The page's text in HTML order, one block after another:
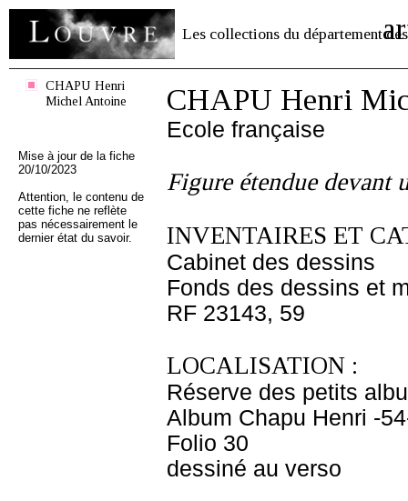
Les collections du département des
CHAPU Henri
Michel Antoine
Mise à jour de la fiche
20/10/2023
Attention, le contenu de
cette fiche ne reflète
pas nécessairement le
dernier état du savoir.
CHAPU Henri
Ecole française
Figure étendue devant
INVENTAIRES ET
Cabinet des dessins
Fonds des dessins et
RF 23143, 59
LOCALISATION :
Réserve des petits
Album Chapu Henri -
Folio 30
dessiné au verso